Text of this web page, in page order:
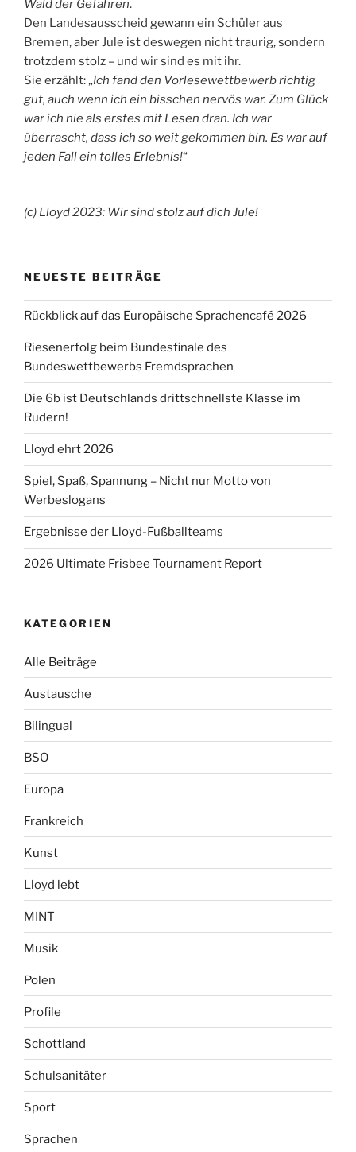
Wald der Gefahren.
Den Landesausscheid gewann ein Schüler aus
Bremen, aber Jule ist deswegen nicht traurig, sondern
trotzdem stolz – und wir sind es mit ihr.
Sie erzählt: „Ich fand den Vorlesewettbewerb richtig
gut, auch wenn ich ein bisschen nervös war. Zum Glück
war ich nie als erstes mit Lesen dran. Ich war
überrascht, dass ich so weit gekommen bin. Es war auf
jeden Fall ein tolles Erlebnis!“
(c) Lloyd 2023: Wir sind stolz auf dich Jule!
NEUESTE BEITRÄGE
Rückblick auf das Europäische Sprachencafé 2026
Riesenerfolg beim Bundesfinale des
Bundeswettbewerbs Fremdsprachen
Die 6b ist Deutschlands drittschnellste Klasse im
Rudern!
Lloyd ehrt 2026
Spiel, Spaß, Spannung – Nicht nur Motto von
Werbeslogans
Ergebnisse der Lloyd-Fußballteams
2026 Ultimate Frisbee Tournament Report
KATEGORIEN
Alle Beiträge
Austausche
Bilingual
BSO
Europa
Frankreich
Kunst
Lloyd lebt
MINT
Musik
Polen
Profile
Schottland
Schulsanitäter
Sport
Sprachen